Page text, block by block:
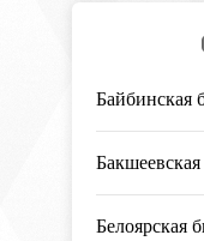
Байбинская
Белоярская